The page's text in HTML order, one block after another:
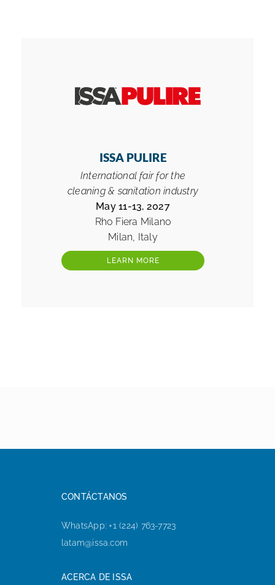
ISSA PULIRE
International fair for the
cleaning & sanitation industry
May 11-13, 2027
Rho Fiera Milano
Milan, Italy
LEARN MORE
CONTÁCTANOS
WhatsApp: +1 (224) 763-7723
latam@issa.com
ACERCA DE ISSA